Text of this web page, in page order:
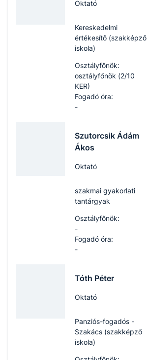
Oktató
Kereskedelmi
értékesítő (szakképző
iskola)
Osztályfőnök:
osztályfőnök (2/10
KER)
Fogadó óra:
-
Szutorcsik Ádám
Ákos
Oktató
szakmai gyakorlati
tantárgyak
Osztályfőnök:
-
Fogadó óra:
-
Tóth Péter
Oktató
Panziós-fogadós -
Szakács (szakképző
iskola)